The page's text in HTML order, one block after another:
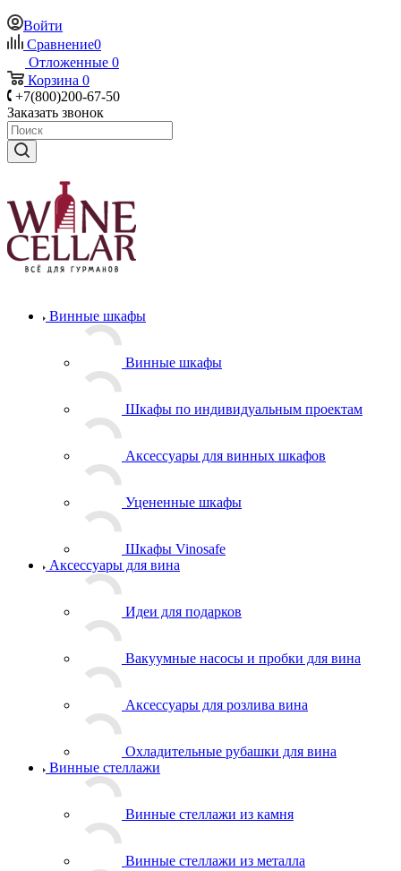
Войти
Сравнение0
Отложенные 0
Корзина 0
+7(800)200-67-50
Заказать звонок
Винные шкафы
Винные шкафы
Шкафы по индивидуальным проектам
Аксессуары для винных шкафов
Уцененные шкафы
Шкафы Vinosafe
Аксессуары для вина
Идеи для подарков
Вакуумные насосы и пробки для вина
Аксессуары для розлива вина
Охладительные рубашки для вина
Винные стеллажи
Винные стеллажи из камня
Винные стеллажи из металла